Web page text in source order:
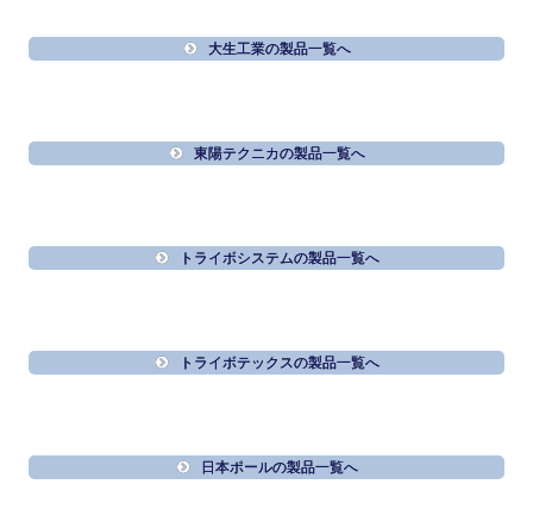
大生工業の製品一覧へ
東陽テクニカの製品一覧へ
トライボシステムの製品一覧へ
トライボテックスの製品一覧へ
日本ポールの製品一覧へ